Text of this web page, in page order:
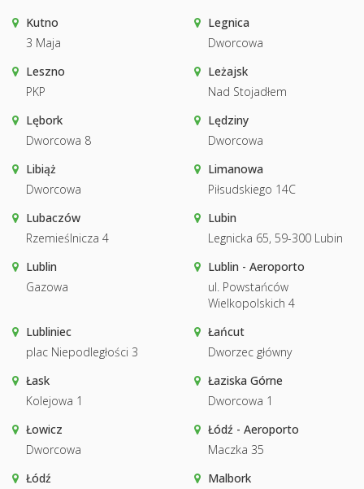
Kutno
3 Maja
Legnica
Dworcowa
Leszno
PKP
Leżajsk
Nad Stojadłem
Lębork
Dworcowa 8
Lędziny
Dworcowa
Libiąż
Dworcowa
Limanowa
Piłsudskiego 14C
Lubaczów
Rzemieślnicza 4
Lubin
Legnicka 65, 59-300 Lubin
Lublin
Gazowa
Lublin - Aeroporto
ul. Powstańców
Wielkopolskich 4
Lubliniec
plac Niepodległości 3
Łańcut
Dworzec główny
Łask
Kolejowa 1
Łaziska Górne
Dworcowa 1
Łowicz
Dworcowa
Łódź - Aeroporto
Maczka 35
Łódź
Malbork